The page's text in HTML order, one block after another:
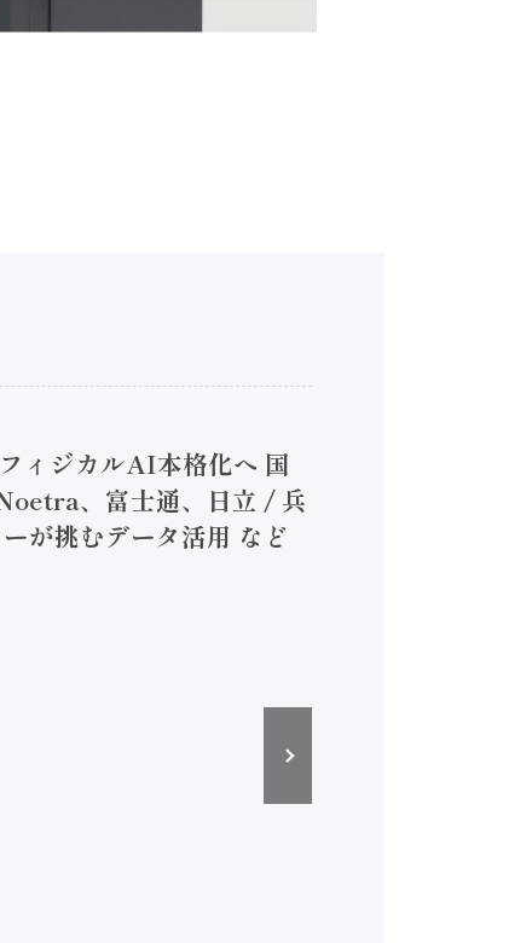
ィジカルAI本格化へ 国
、富士通、日立 / 兵
が挑むデータ活用 など